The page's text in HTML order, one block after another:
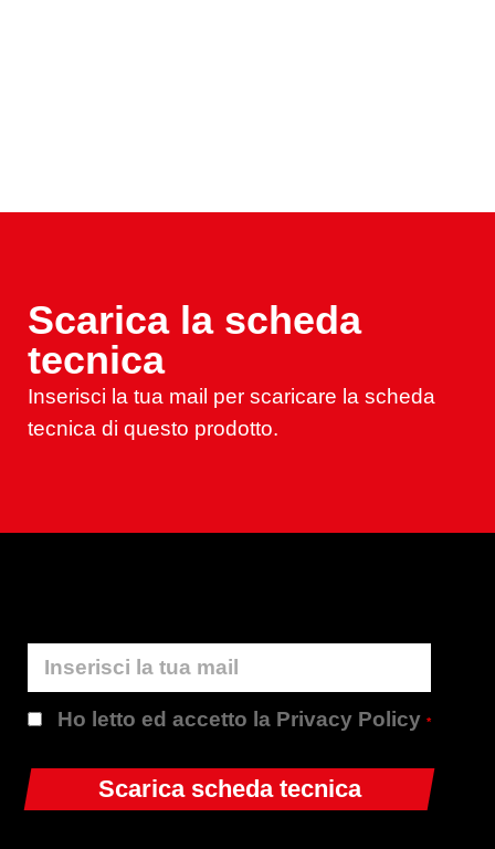
Scarica la scheda
tecnica
Inserisci la tua mail per scaricare la scheda
tecnica di questo prodotto.
Ho letto ed accetto la Privacy Policy*